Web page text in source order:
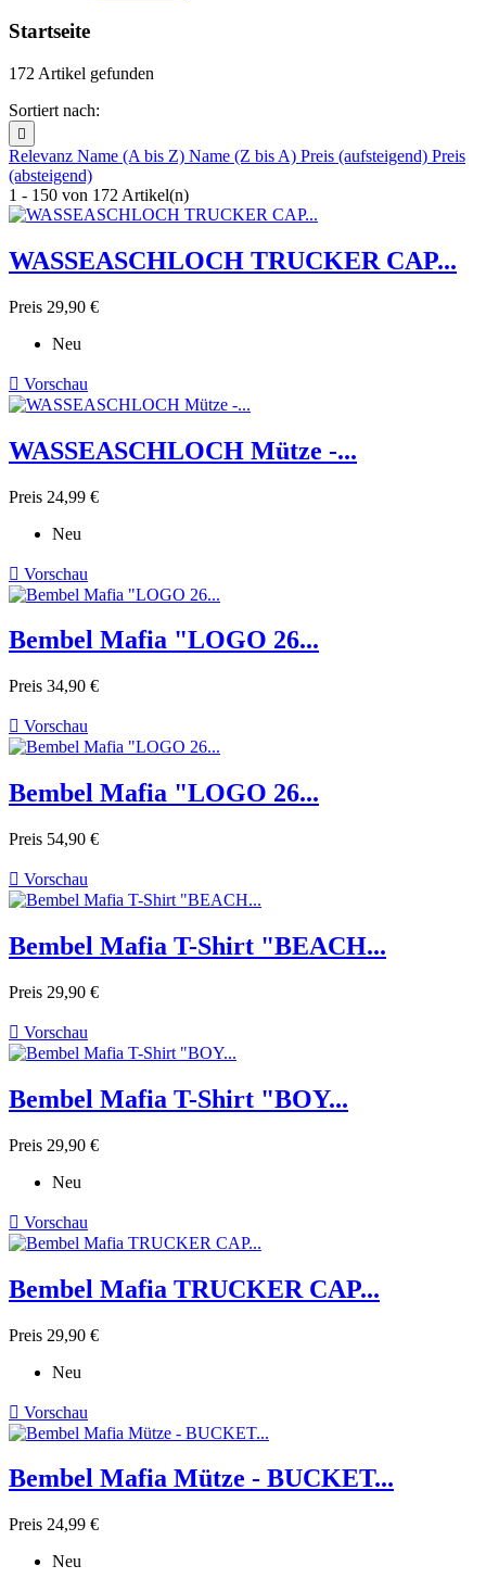
Startseite
172 Artikel gefunden
Sortiert nach:

Relevanz Name (A bis Z) Name (Z bis A) Preis (aufsteigend) Preis
(absteigend)
1 - 150 von 172 Artikel(n)
WASSEASCHLOCH TRUCKER CAP...
Preis 29,90 €
Neu
 Vorschau
WASSEASCHLOCH Mütze -...
Preis 24,99 €
Neu
 Vorschau
Bembel Mafia "LOGO 26...
Preis 34,90 €
 Vorschau
Bembel Mafia "LOGO 26...
Preis 54,90 €
 Vorschau
Bembel Mafia T-Shirt "BEACH...
Preis 29,90 €
 Vorschau
Bembel Mafia T-Shirt "BOY...
Preis 29,90 €
Neu
 Vorschau
Bembel Mafia TRUCKER CAP...
Preis 29,90 €
Neu
 Vorschau
Bembel Mafia Mütze - BUCKET...
Preis 24,99 €
Neu